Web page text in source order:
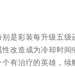
是彩装每升级五级
改造成为冷却时间
有治疗的英雄，续